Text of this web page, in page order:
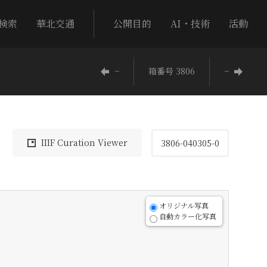
索 華北交通 公開目的 AI・技術 活動
− 箱番号 3806 −
IIIF Curation Viewer 3806-040305-0
オリジナル写真
自動カラー化写真